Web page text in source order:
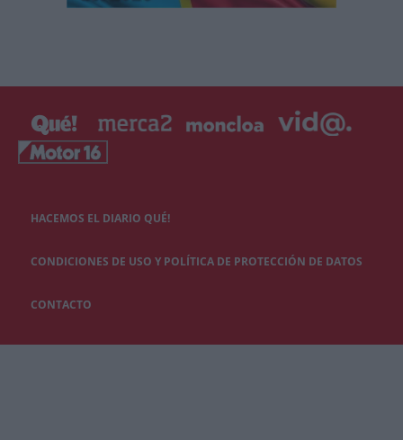
HACEMOS EL DIARIO QUÉ!
CONDICIONES DE USO Y POLÍTICA DE PROTECCIÓN DE DATOS
CONTACTO